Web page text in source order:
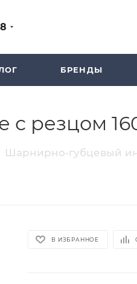
БРЕНДЫ
с резцом
Шарнирно-губцевый
В ИЗБРАННОЕ